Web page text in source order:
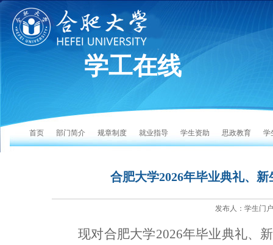
学工在线
首页 部门简介 规章制度 就业指导 学生资助 思政教育 学
合肥大学2026年毕业典礼、
发布人：学生门
现对合肥大学2026年毕业典礼、